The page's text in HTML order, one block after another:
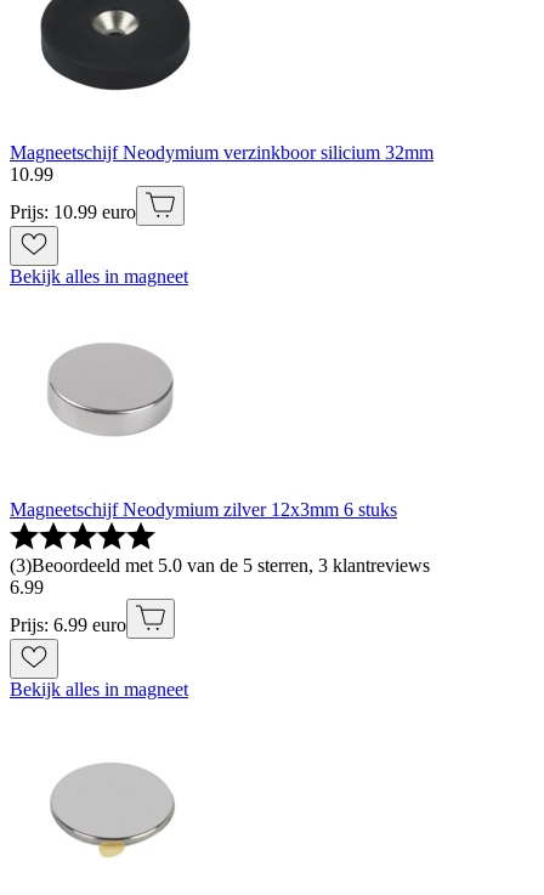
Magneetschijf Neodymium verzinkboor silicium 32mm
10.99
Prijs: 10.99 euro
Bekijk alles in magneet
Magneetschijf Neodymium zilver 12x3mm 6 stuks
(3)Beoordeeld met 5.0 van de 5 sterren, 3 klantreviews
6.99
Prijs: 6.99 euro
Bekijk alles in magneet